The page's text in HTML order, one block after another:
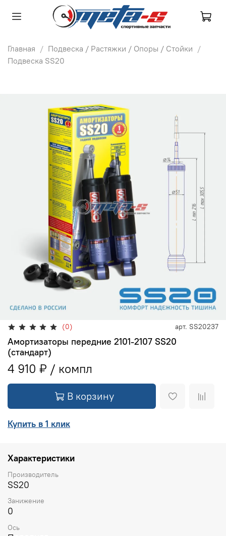
Главная
Подвеска / Растяжки / Опоры / Стойки
Подвеска SS20
(0) арт. SS20237
Амортизаторы передние 2101-2107 SS20
(стандарт)
4 910 ₽
В корзину
Купить в 1 клик
Характеристики
Производитель
SS20
Занижение
0
Ось